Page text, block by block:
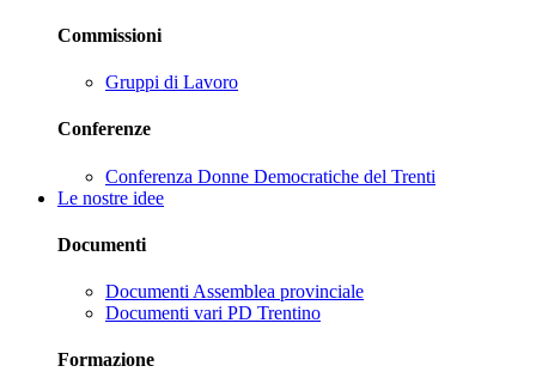
Commissioni
Gruppi di Lavoro
Conferenze
Conferenza Donne Democratiche del Trenti
Le nostre idee
Documenti
Documenti Assemblea provinciale
Documenti vari PD Trentino
Formazione